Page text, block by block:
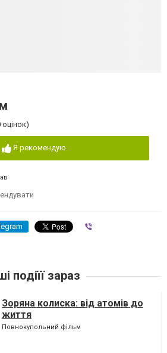
оцінок)
Я рекомендую
подіїї зараз
Зоряна колиска: від атомів до
життя
Повнокупольний фільм